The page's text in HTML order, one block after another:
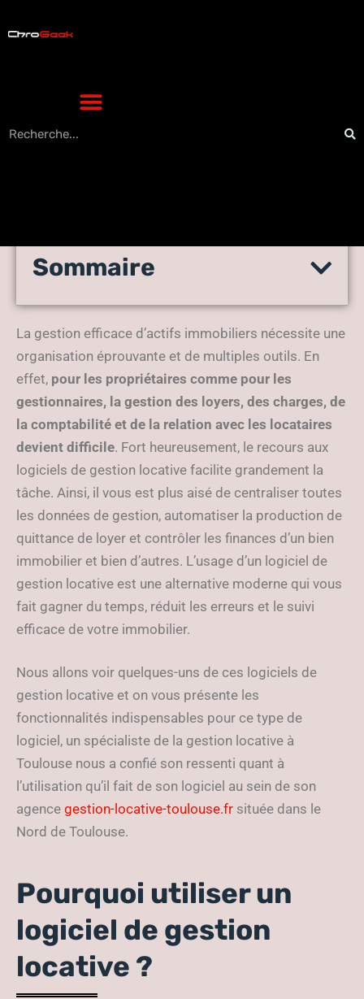
de gestion locative ?
Sommaire
La gestion efficace d’actifs immobiliers nécessite une
organisation éprouvante et de multiples outils. En
effet, pour les propriétaires comme pour les
gestionnaires, la gestion des loyers, des charges, de
la comptabilité et de la relation avec les locataires
devient difficile. Fort heureusement, le recours aux
logiciels de gestion locative facilite grandement la
tâche. Ainsi, il vous est plus aisé de centraliser toutes
les données de gestion, automatiser la production de
quittance de loyer et contrôler les finances d’un bien
immobilier et bien d’autres. L’usage d’un logiciel de
gestion locative est une alternative moderne qui vous
fait gagner du temps, réduit les erreurs et le suivi
efficace de votre immobilier.
Nous allons voir quelques-uns de ces logiciels de
gestion locative et on vous présente les
fonctionnalités indispensables pour ce type de
logiciel, un spécialiste de la gestion locative à
Toulouse nous a confié son ressenti quant à
l’utilisation qu’il fait de son logiciel au sein de son
agence gestion-locative-toulouse.fr située dans le
Nord de Toulouse.
Pourquoi utiliser un
logiciel de gestion
locative ?